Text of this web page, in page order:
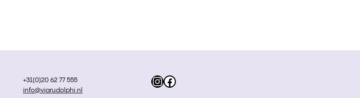
Instagram
Facebook
+31(0)20 62 77 555
info@viarudolphi.nl